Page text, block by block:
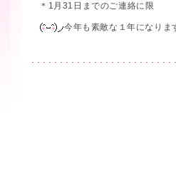
＊1月31日までのご連絡に限
今年も素敵な１年になりま